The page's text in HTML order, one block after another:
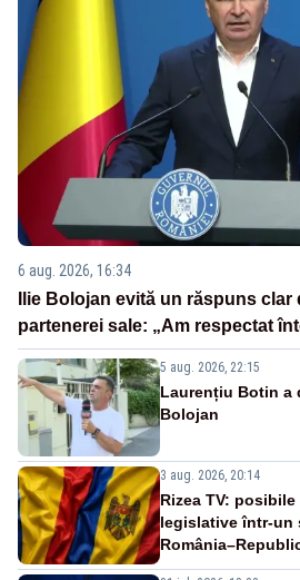
6 aug. 2026, 16:34
Ilie Bolojan evită un răspuns clar
partenerei sale: „Am respectat
5 aug. 2026, 22:15
Laurențiu Botin a
Bolojan
3 aug. 2026, 20:14
Rizea TV:
legislative într-un